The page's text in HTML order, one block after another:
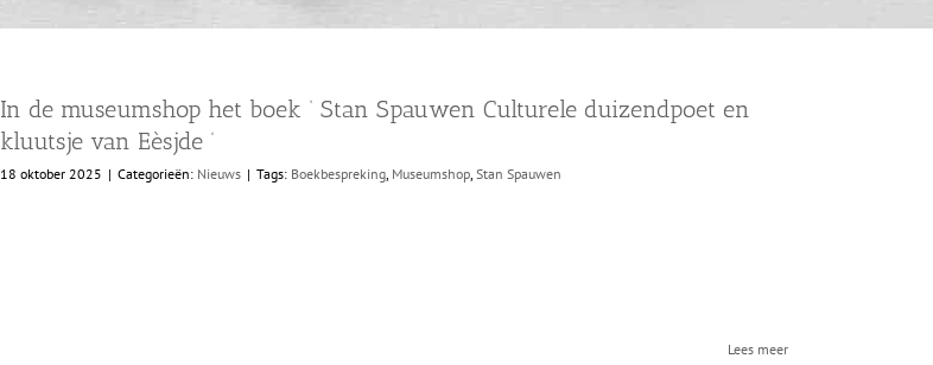
In de museumshop het boek ‘ Stan Spauwen Culturele duizendpoet en
kluutsje van Eèsjde ’
18 oktober 2025 | Categorieën: Nieuws | Tags: Boekbespreking Museumshop Stan Spauwen
Lees meer